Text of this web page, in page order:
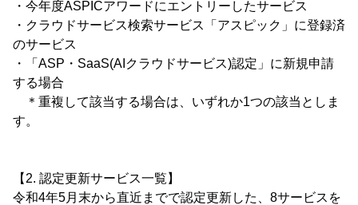
・今年度ASPICアワードにエントリーしたサービス
・クラウドサービス検索サービス「アスピック」に登録済
のサービス
・「ASP・SaaS(AIクラウドサービス)認定」に新規申請
する場合
＊重複して該当する場合は、いずれか1つの該当としま
す。
【2. 認定更新サービス一覧】
令和4年5月末から直近までで認定更新した、8サービスを